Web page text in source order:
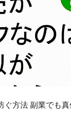
ぐ方法 副業でも真